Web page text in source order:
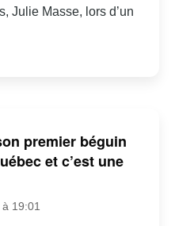
Julie Masse, lors d’un
premier béguin
et c’est une
19:01